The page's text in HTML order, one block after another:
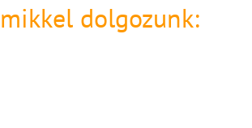
dolgozunk: